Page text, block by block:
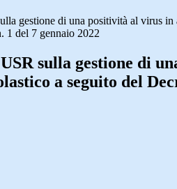
gestione di una positività al virus in
1 del 7 gennaio 2022
sulla gestione di
a seguito del